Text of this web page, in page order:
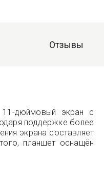
Отзывы
11-дюймовый экран с
поддержке более
экрана составляет
планшет оснащён